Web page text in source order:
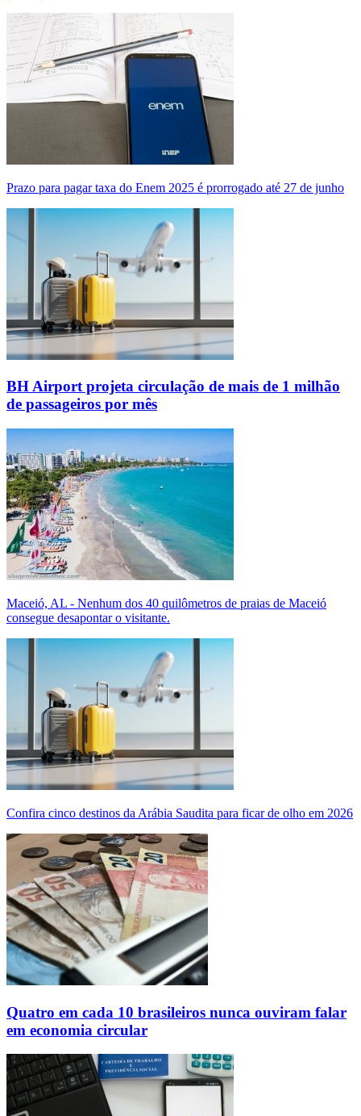
Prazo para pagar taxa do Enem 2025 é prorrogado até 27 de junho
BH Airport projeta circulação de mais de 1 milhão
de passageiros por mês
Maceió, AL - Nenhum dos 40 quilômetros de praias de Maceió
consegue desapontar o visitante.
Confira cinco destinos da Arábia Saudita para ficar de olho em 2026
Quatro em cada 10 brasileiros nunca ouviram falar
em economia circular